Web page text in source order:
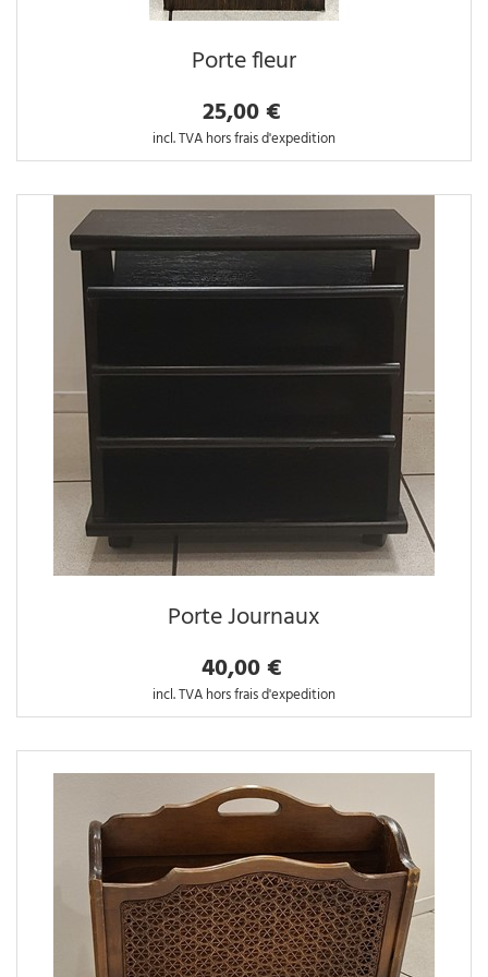
Porte fleur
25,00 €
incl. TVA hors frais d'expedition
Porte Journaux
40,00 €
incl. TVA hors frais d'expedition